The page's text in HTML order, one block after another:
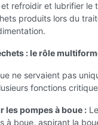
refroidir et lubrifier le
produits lors du
: le rôle
ne servaient pas
fonctions
les pompes à boue :
à boue, aspirant la